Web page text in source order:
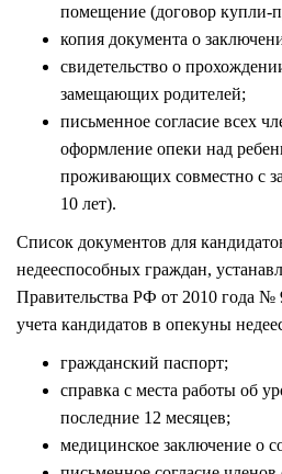
помещение (договор купли-
копия документа о
свидетельство о
замещающих родителей;
письменное согласие всех
оформление опеки над
проживающих совместно с
10 лет).
Список документов для
недееспособных граждан,
Правительства РФ от 2010 года №
учета кандидатов в опекуны
гражданский паспорт;
справка с места работы об
последние 12 месяцев;
медицинское заключение о